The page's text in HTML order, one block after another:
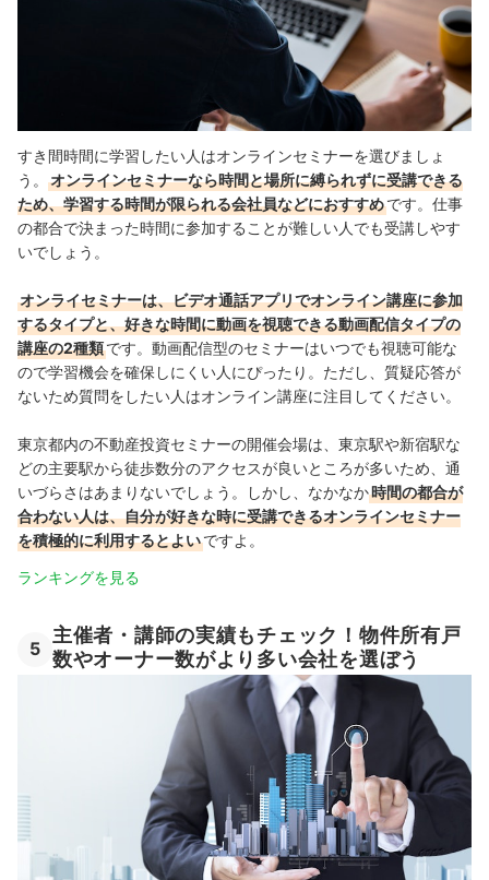
すき間時間に学習したい人はオンラインセミナーを選びましょ
う。
オンラインセミナーなら時間と場所に縛られずに受講できる
ため、学習する時間が限られる会社員などにおすすめです。仕事
の都合で決まった時間に参加することが難しい人でも受講しやす
いでしょう。
オンライセミナーは、ビデオ通話アプリでオンライン講座に参加
するタイプと、好きな時間に動画を視聴できる動画配信タイプの
講座の2種類です。 動画配信型のセミナーはいつでも視聴可能な
ので学習機会を確保しにくい人にぴったり 。ただし、質疑応答が
ないため質問をしたい人はオンライン講座に注目してください。
東京都内の不動産投資セミナーの開催会場は、東京駅や新宿駅な
どの主要駅から徒歩数分のアクセスが良いところが多いため、通
いづらさはあまりないでしょう。しかし、なかなか時間の都合が
合わない人は、自分が好きな時に受講できるオンラインセミナー
を積極的に利用するとよいですよ。
ランキングを見る
5
主催者・講師の実績もチェック！物件所有戸
数やオーナー数がより多い会社を選ぼう